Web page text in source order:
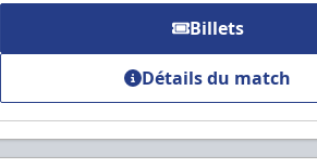
Billets
Détails du match